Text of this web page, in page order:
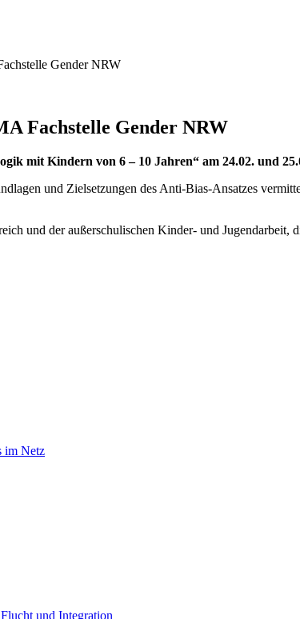
Gender NRW
Fachstelle Gender NRW
mit Kindern von 6 – 10 Jahren“ am 24.02. und
und Zielsetzungen des Anti-Bias-Ansatzes
und der außerschulischen Kinder- und Jugendarbeit,
im Netz